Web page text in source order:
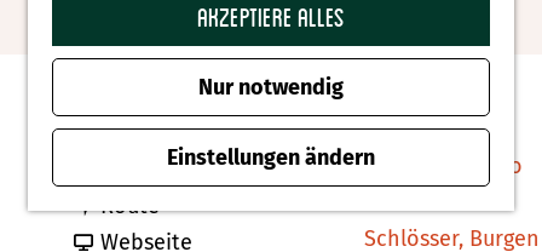
Akzeptiere alles
Nur notwendig
Einstellungen ändern
Harderwijk
Wellness
Therme Bussloo
Schlösser, Burgen
Kontakt
Groote Markt
7571 EC Oldenzaal
Route planenb
i
Routeb
i
Webseite